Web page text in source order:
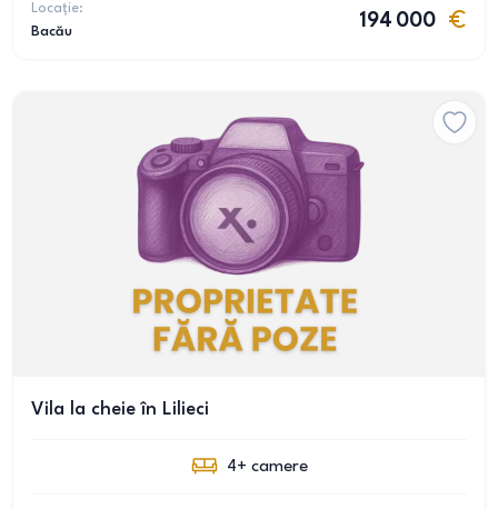
Locație:
Bacău
194 000
Vila la cheie în Lilieci
4+ camere